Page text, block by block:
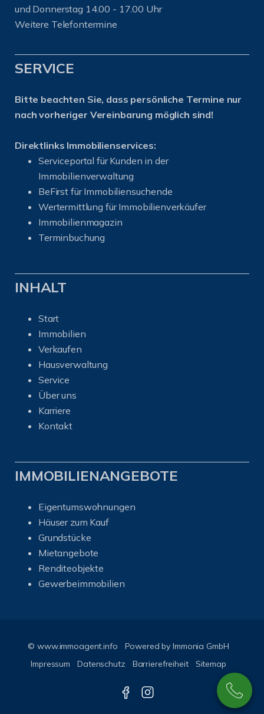
und Donnerstag 14.00 - 17.00 Uhr
Weitere Telefontermine
SERVICE
Bitte beachten Sie, dass persönliche Termine nur
nach vorheriger Vereinbarung möglich sind!
Direktlinks Immobilienservices:
Serviceportal für Kunden in der
Immobilienverwaltung
BeFirst für Immobiliensuchende
Wertermittlung für Immobilienverkäufer
Immobilienmagazin
Terminbuchung
INHALT
Start
Immobilien
Verkaufen
Hausverwaltung
Service
Über uns
Karriere
Kontakt
IMMOBILIENANGEBOTE
Eigentumswohnungen
Häuser zum Kauf
Grundstücke
Mietangebote
Renditeobjekte
Gewerbeimmobilien
© www.immoagent.info Powered byImmonia GmbH
Impressum
Datenschutz Barrierefreiheit Sitemap